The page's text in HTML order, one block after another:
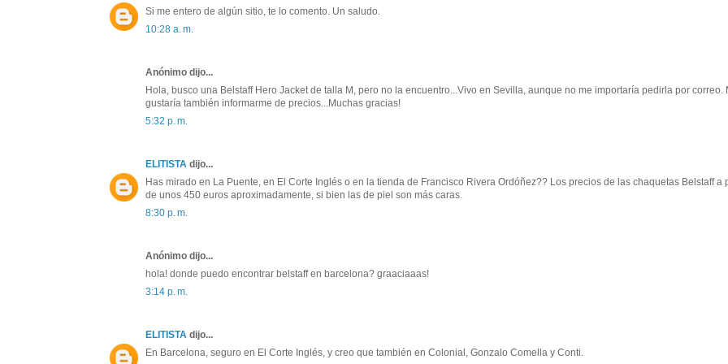
Si me entero de algún sitio, te lo comento. Un saludo.
10:28 a. m.
Anónimo dijo...
Hola, busco una Belstaff Hero Jacket de talla M, pero no la encuentro...Vivo en Sevilla, aunque no me importaría pedirla por correo.
gustaría también informarme de precios...Muchas gracias!
5:32 p. m.
ELITISTA dijo...
Has mirado en La Puente, en El Corte Inglés o en la tienda de Francisco Rivera Ordóñez?? Los precios de las chaquetas Belstaff a
de unos 450 euros aproximadamente, si bien las de piel son más caras.
8:30 p. m.
Anónimo dijo...
hola! donde puedo encontrar belstaff en barcelona? graaciaaas!
3:14 p. m.
ELITISTA dijo...
En Barcelona, seguro en El Corte Inglés, y creo que también en Colonial, Gonzalo Comella y Conti.